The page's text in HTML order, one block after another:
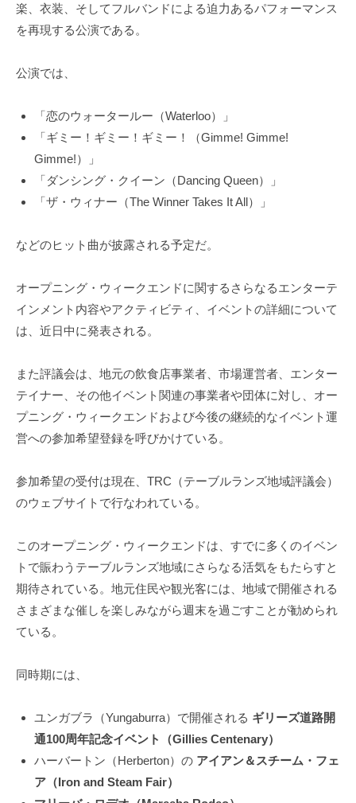
楽、衣装、そしてフルバンドによる迫力あるパフォーマンス
を再現する公演である。
公演では、
「恋のウォータールー（Waterloo）」
「ギミー！ギミー！ギミー！（Gimme! Gimme!
Gimme!）」
「ダンシング・クイーン（Dancing Queen）」
「ザ・ウィナー（The Winner Takes It All）」
などのヒット曲が披露される予定だ。
オープニング・ウィークエンドに関するさらなるエンターテ
インメント内容やアクティビティ、イベントの詳細について
は、近日中に発表される。
また評議会は、地元の飲食店事業者、市場運営者、エンター
テイナー、その他イベント関連の事業者や団体に対し、オー
プニング・ウィークエンドおよび今後の継続的なイベント運
営への参加希望登録を呼びかけている。
参加希望の受付は現在、TRC（テーブルランズ地域評議会）
のウェブサイトで行なわれている。
このオープニング・ウィークエンドは、すでに多くのイベン
トで賑わうテーブルランズ地域にさらなる活気をもたらすと
期待されている。地元住民や観光客には、地域で開催される
さまざまな催しを楽しみながら週末を過ごすことが勧められ
ている。
同時期には、
ユンガブラ（Yungaburra）で開催される ギリーズ道路開
通100周年記念イベント（Gillies Centenary）
ハーバートン（Herberton）の アイアン＆スチーム・フェ
ア（Iron and Steam Fair）